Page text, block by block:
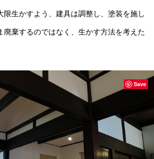
限生かすよう、建具は調整し、塗装を施し
廃棄するのではなく、生かす方法を考えた
Save